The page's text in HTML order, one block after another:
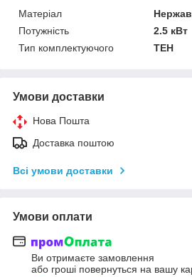
Матеріал
Потужність
2.5 кВт
Тип комплектуючого
ТЕН
Умови доставки
Нова Пошта
Доставка поштою
Всі умови доставки
Умови оплати
Ви отримаєте замовлення
або гроші повернуться на вашу